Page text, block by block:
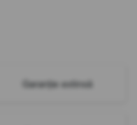
Garanție extinsă